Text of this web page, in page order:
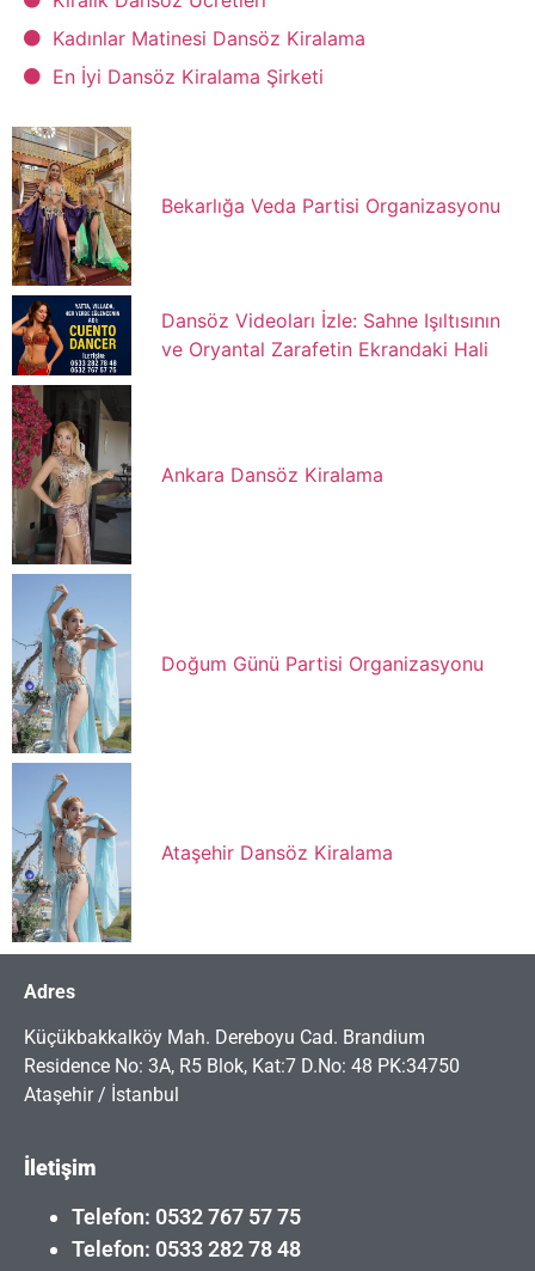
Kadınlar Matinesi Dansöz Kiralama
En İyi Dansöz Kiralama Şirketi
Bekarlığa Veda Partisi Organizasyonu
Dansöz Videoları İzle: Sahne Işıltısının
ve Oryantal Zarafetin Ekrandaki Hali
Ankara Dansöz Kiralama
Doğum Günü Partisi Organizasyonu
Ataşehir Dansöz Kiralama
Adres
Küçükbakkalköy Mah. Dereboyu Cad. Brandium
Residence No: 3A, R5 Blok, Kat:7 D.No: 48 PK:34750
Ataşehir / İstanbul
İletişim
Telefon: 0532 767 57 75
Telefon: 0533 282 78 48